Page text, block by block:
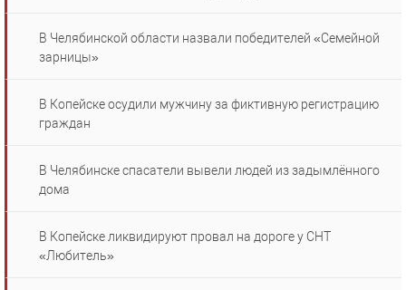
В Челябинской области назвали победителей «Семейной
зарницы»
В Копейске осудили мужчину за фиктивную регистрацию
граждан
В Челябинске спасатели вывели людей из задымлённого
дома
В Копейске ликвидируют провал на дороге у СНТ
«Любитель»